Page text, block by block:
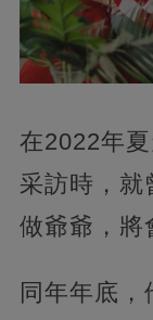
在2022年
采訪時，就
做爺爺，將
同年年底